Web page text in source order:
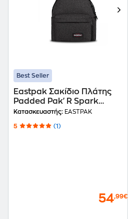
Best Seller
Eastpak Σακίδιο Πλάτης
Padded Pak'R Spark
Black
Κατασκευαστής: EASTPAK
5 (1)
54,99€